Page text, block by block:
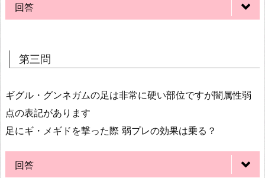
回答
第三問
ギグル・グンネガムの足は非常に硬い部位ですが闇属性弱
点の表記があります
足にギ・メギドを撃った際 弱プレの効果は乗る？
回答